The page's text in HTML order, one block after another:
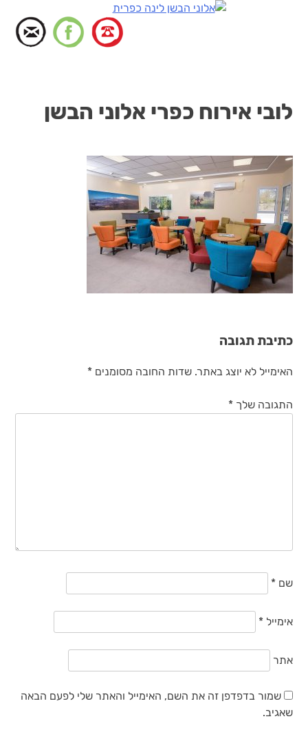
לובי אירוח כפרי אלוני הבשן
כתיבת תגובה
האימייל לא יוצג באתר. שדות החובה מסומנים*
התגובה שלך*
שם*
אימייל*
אתר
שמור בדפדפן זה את השם, האימייל והאתר שלי לפעם הבאה
שאגיב.